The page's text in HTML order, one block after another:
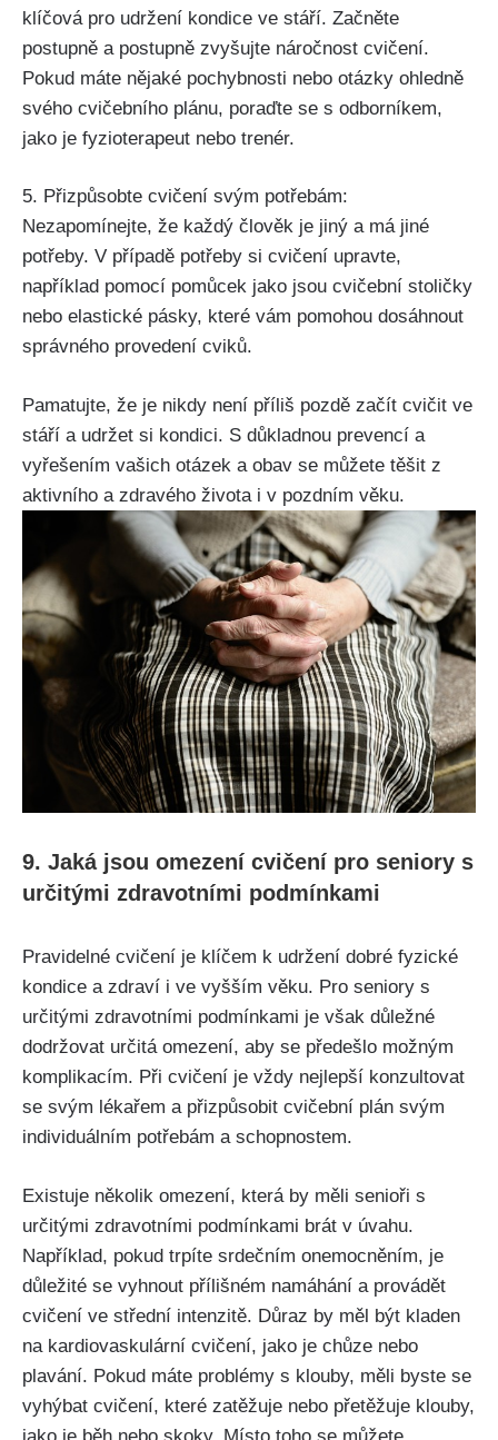
klíčová pro udržení kondice ve stáří. Začněte
postupně a postupně zvyšujte náročnost cvičení.
Pokud máte nějaké pochybnosti nebo otázky ohledně
svého cvičebního plánu, poraďte se s odborníkem,
jako je fyzioterapeut nebo trenér.
5. Přizpůsobte cvičení svým potřebám:
Nezapomínejte, že každý člověk je jiný a má jiné
potřeby. V případě potřeby si cvičení upravte,
například pomocí pomůcek jako jsou cvičební stoličky
nebo elastické pásky, které vám pomohou dosáhnout
správného provedení cviků.
Pamatujte, že je nikdy není příliš pozdě začít cvičit ve
stáří a udržet si kondici. S důkladnou prevencí a
vyřešením vašich otázek a obav se můžete těšit z
aktivního a zdravého života i v pozdním věku.
9. Jaká jsou omezení cvičení pro seniory s
určitými zdravotními podmínkami
Pravidelné cvičení je klíčem k udržení dobré fyzické
kondice a zdraví i ve vyšším věku. Pro seniory s
určitými zdravotními podmínkami je však důležné
dodržovat určitá omezení, aby se předešlo možným
komplikacím. Při cvičení je vždy nejlepší konzultovat
se svým lékařem a přizpůsobit cvičební plán svým
individuálním potřebám a schopnostem.
Existuje několik omezení, která by měli senioři s
určitými zdravotními podmínkami brát v úvahu.
Například, pokud trpíte srdečním onemocněním, je
důležité se vyhnout přílišném namáhání a provádět
cvičení ve střední intenzitě. Důraz by měl být kladen
na kardiovaskulární cvičení, jako je chůze nebo
plavání. Pokud máte problémy s klouby, měli byste se
vyhýbat cvičení, které zatěžuje nebo přetěžuje klouby,
jako je běh nebo skoky. Místo toho se můžete